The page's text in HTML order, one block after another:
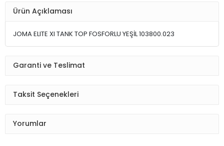
Ürün Açıklaması
JOMA ELITE XI TANK TOP FOSFORLU YEŞİL 103800.023
Garanti ve Teslimat
Taksit Seçenekleri
Yorumlar